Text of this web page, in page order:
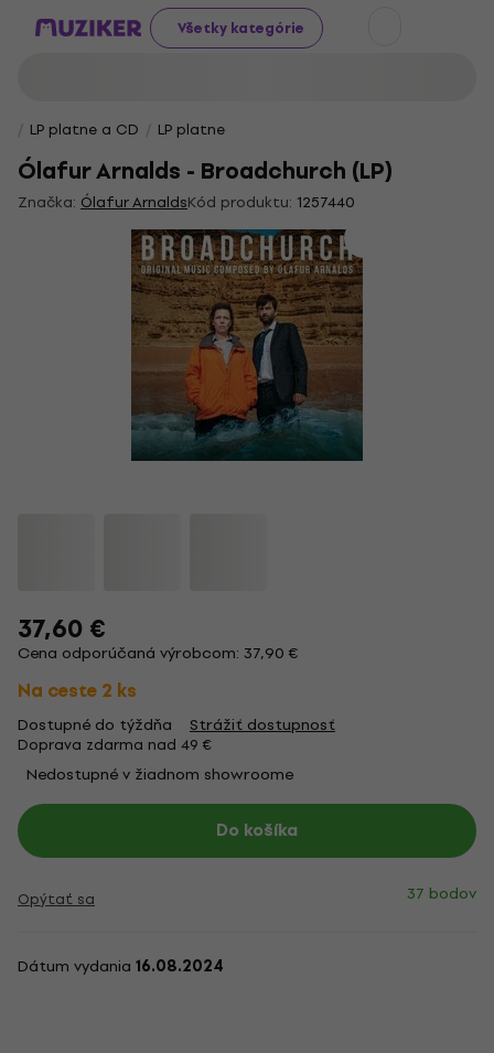
Všetky kategórie
LP platne a CD LP platne
Ólafur Arnalds - Broadchurch (LP)
Značka: Ólafur ArnaldsKód produktu: 1257440
37,60 €
Cena odporúčaná výrobcom: 37,90 €
Na ceste 2 ks
Dostupné do týždňa Strážiť dostupnosť
Doprava zdarma nad 49 €
Nedostupné v žiadnom showroome
Do košíka
Opýtať sa 37 bodov
Dátum vydania 16.08.2024